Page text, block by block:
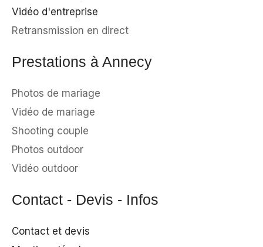
Vidéo d'entreprise
Retransmission en direct
Prestations à Annecy
Photos de mariage
Vidéo de mariage
Shooting couple
Photos outdoor
Vidéo outdoor
Contact - Devis - Infos
Contact et devis